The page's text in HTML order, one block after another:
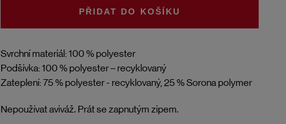
Svrchní materiál: 100 % polyester
Podšívka: 100 % polyester – recyklovaný
Zateplení: 75 % polyester - recyklovaný, 25 % Sorona polymer
Nepoužívat aviváž. Prát se zapnutým zipem.
DO KOŠÍKU